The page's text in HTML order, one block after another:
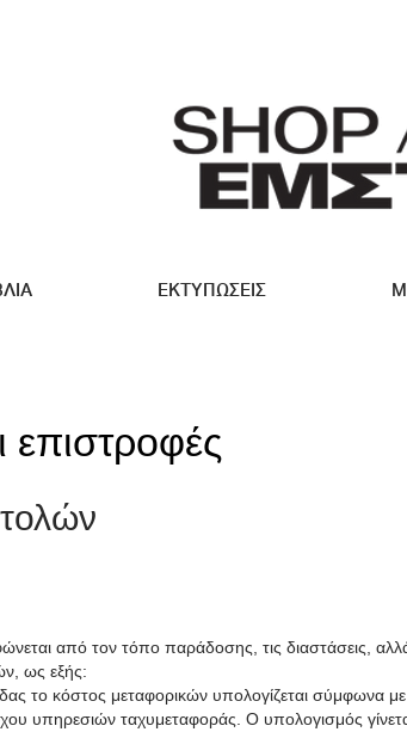
ΕΚΤΥΠΩΣΕΙΣ
επιστροφές
από τον τόπο παράδοσης, τις διαστάσεις,
ως εξής:
κόστος μεταφορικών υπολογίζεται σύμφωνα με
υπηρεσιών ταχυμεταφοράς. Ο υπολογισμός